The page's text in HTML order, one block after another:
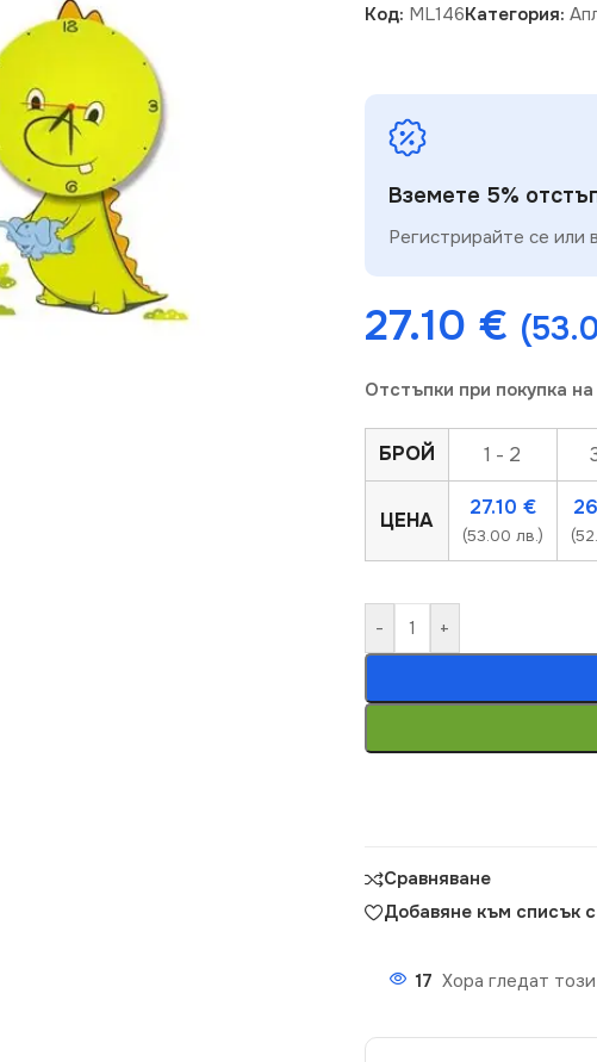
Код: ML146Категория:
Вземете 5%
Регистрирайте се или
27.10 €
Отстъпки при покупка
БРОЙ 1 - 2
ЦЕНА
27.10 €
(53.00 лв.)
- +
Сравняване
Добавяне към списък
17 Хора гледат